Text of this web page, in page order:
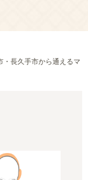
・長久手市から通えるマ